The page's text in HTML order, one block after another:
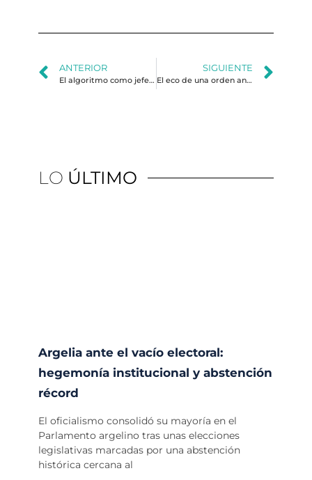
ANTERIOR
El algoritmo como jefe de comunicación: la interfaz digital y la nueva disputa por el poder en América Latina
SIGUIENTE
El eco de una orden antigua
LO ÚLTIMO
Argelia ante el vacío electoral:
hegemonía institucional y abstención
récord
El oficialismo consolidó su mayoría en el
Parlamento argelino tras unas elecciones
legislativas marcadas por una abstención
histórica cercana al